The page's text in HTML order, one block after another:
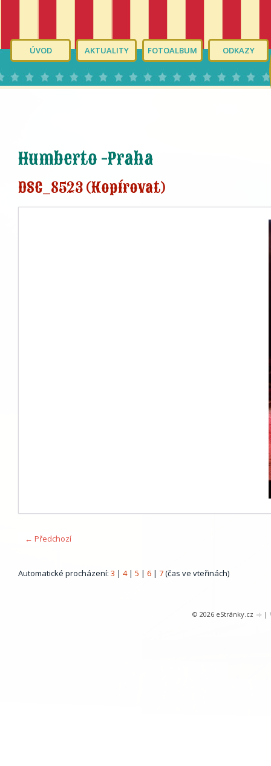
ÚVOD AKTUALITY FOTOALBUM ODKAZY
Humberto -Praha
DSC_8523 (Kopírovat)
← Předchozí
Automatické procházení: 3 | 4| 5 | 6 | 7(čas ve vteřinách)
© 2026 eStránky.cz |